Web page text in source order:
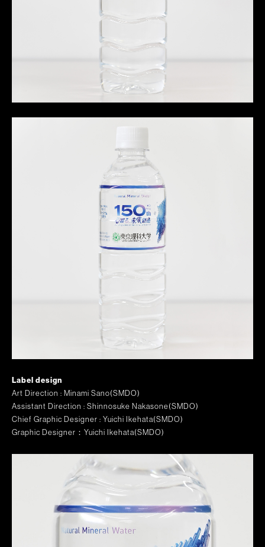
Label design
Art Direction : Minami Sano(SMDO)
Assistant Direction : Shinnosuke Nakasone(SMDO)
Chief Graphic Designer : Yuichi Ikehata(SMDO)
Graphic Designer：Yuichi Ikehata(SMDO)